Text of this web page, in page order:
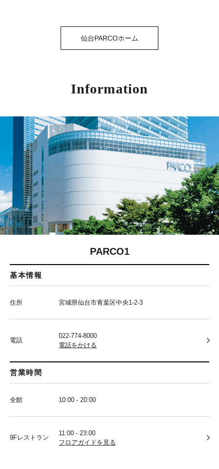
仙台PARCOホーム
Information
PARCO1
基本情報
住所 宮城県仙台市青葉区中央1-2-3
電話
022-774-8000
電話をかける
営業時間
全館 10:00 - 20:00
9Fレストラン
11:00 - 23:00
フロアガイドを見る